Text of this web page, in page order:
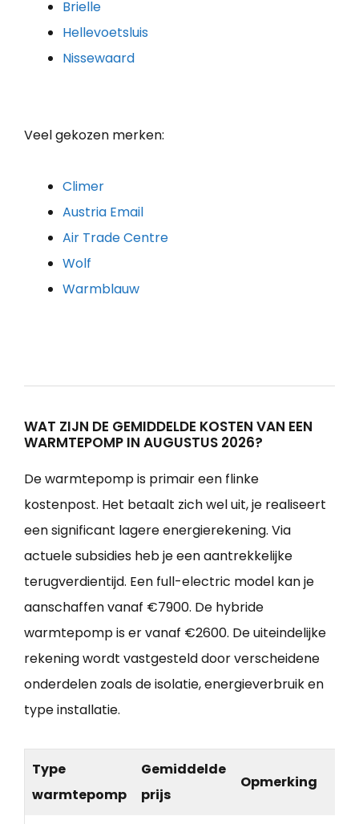
Brielle
Hellevoetsluis
Nissewaard
Veel gekozen merken:
Climer
Austria Email
Air Trade Centre
Wolf
Warmblauw
WAT ZIJN DE GEMIDDELDE KOSTEN VAN EEN
WARMTEPOMP IN AUGUSTUS 2026?
De warmtepomp is primair een flinke
kostenpost. Het betaalt zich wel uit, je realiseert
een significant lagere energierekening. Via
actuele subsidies heb je een aantrekkelijke
terugverdientijd. Een full-electric model kan je
aanschaffen vanaf €7900. De hybride
warmtepomp is er vanaf €2600. De uiteindelijke
rekening wordt vastgesteld door verscheidene
onderdelen zoals de isolatie, energieverbruik en
type installatie.
Type
warmtepomp
Gemiddelde
prijs
Opmerking